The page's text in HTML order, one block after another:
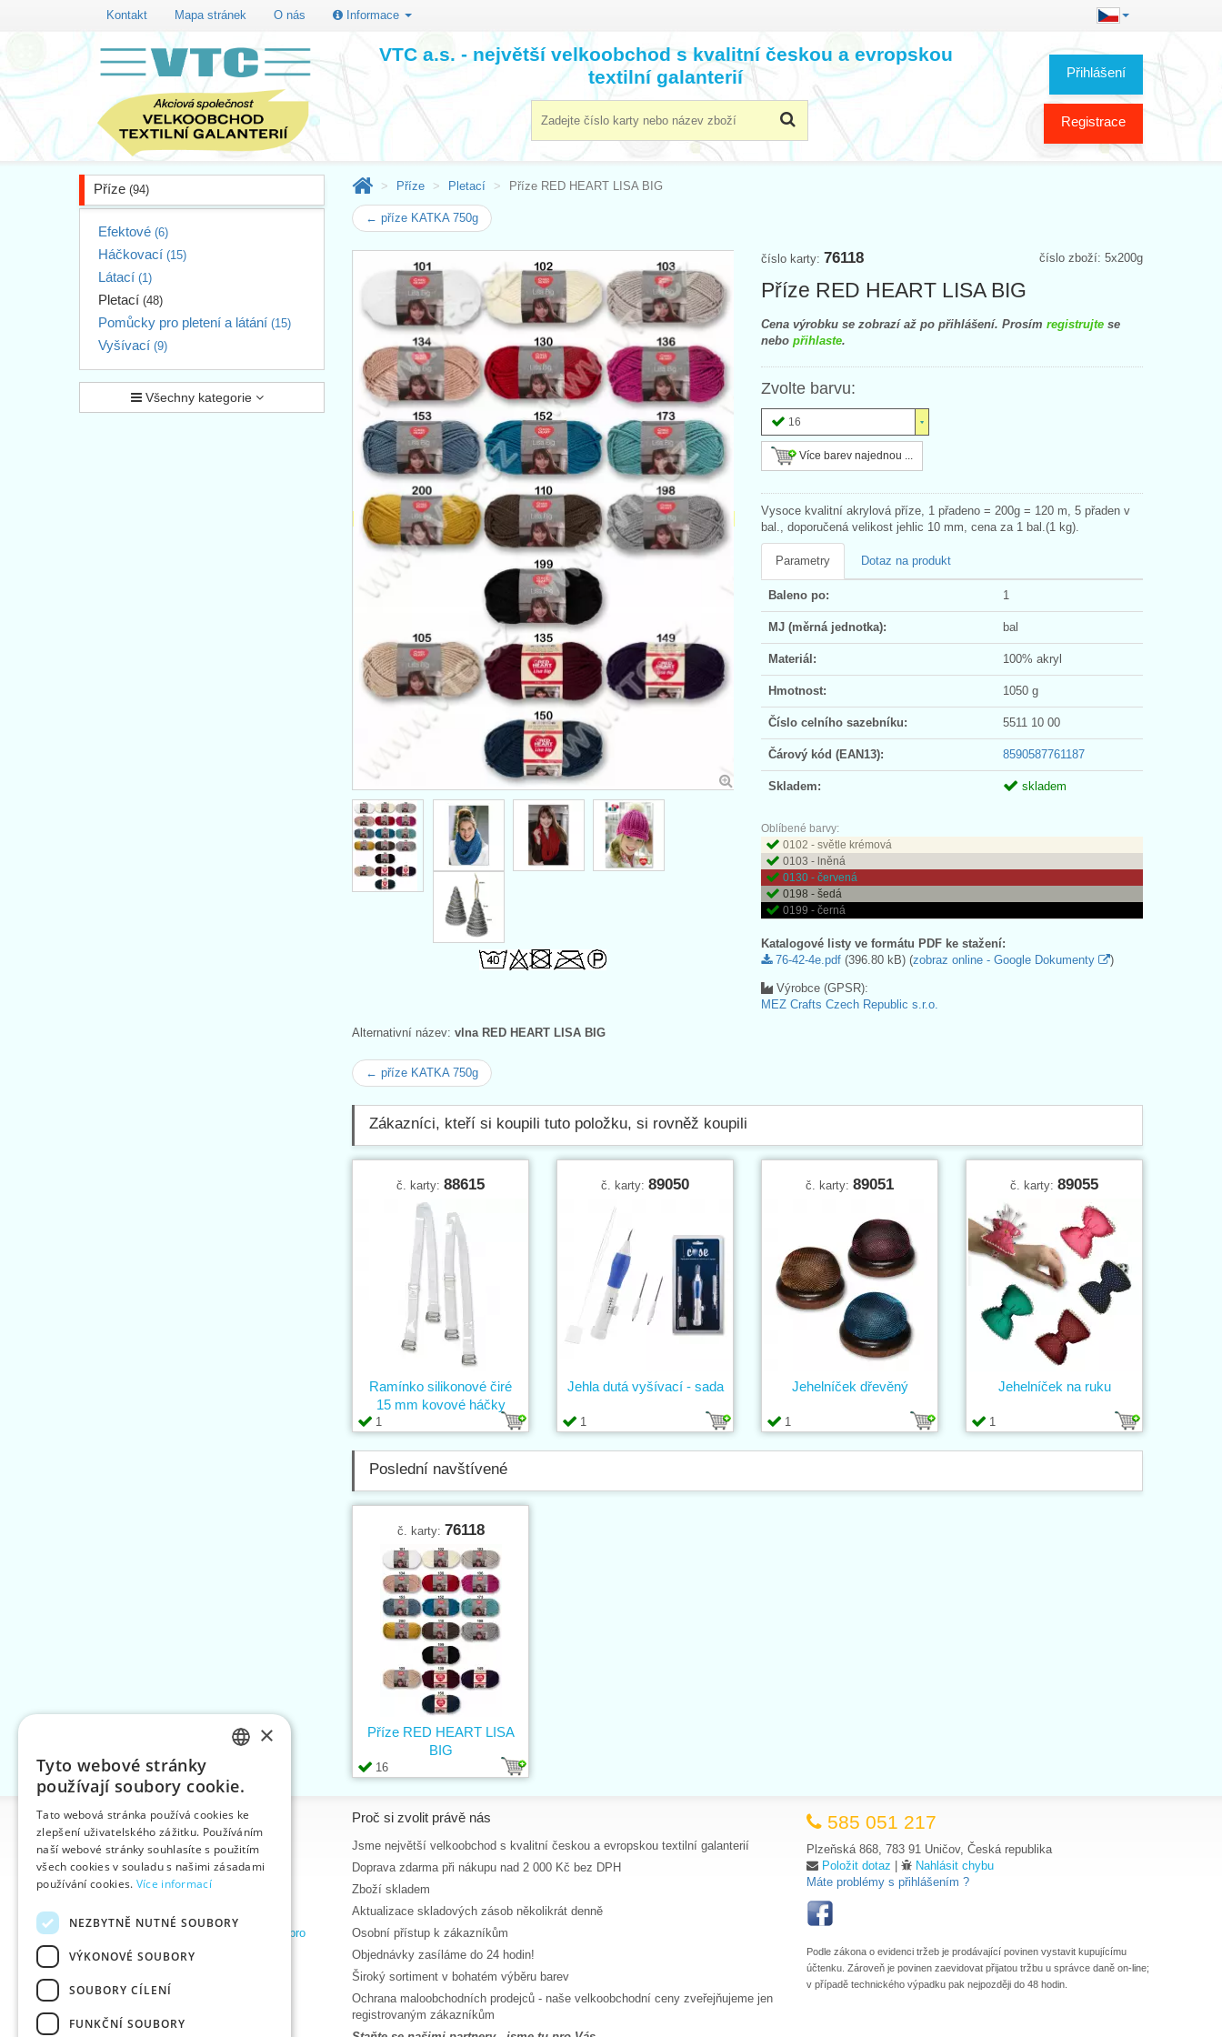
Kontakt Mapa stránek O nás Informace
Přihlášení
Registrace
VTC a.s. - největší velkoobchod s kvalitní českou a evropskou
textilní galanterií
Příze (94)
Efektové (6)
Háčkovací (15)
Látací (1)
Pletací (48)
Pomůcky pro pletení a látání (15)
Vyšívací (9)
Všechny kategorie
Příze Pletací Příze RED HEART LISA BIG
← příze KATKA 750g
číslo zboží: 5x200g
číslo karty: 76118
Příze RED HEART LISA BIG
Cena výrobku se zobrazí až po přihlášení. Prosím registrujte se
nebo přihlaste.
Zvolte barvu:
16
Více barev najednou ...
Vysoce kvalitní akrylová příze, 1 přadeno = 200g = 120 m, 5 přaden v
bal., doporučená velikost jehlic 10 mm, cena za 1 bal.(1 kg).
Parametry Dotaz na produkt
Baleno po: 1
MJ (měrná jednotka): bal
Materiál: 100% akryl
Hmotnost: 1050 g
Číslo celního sazebníku: 5511 10 00
Čárový kód (EAN13): 8590587761187
Skladem: skladem
Oblíbené barvy:
0102 - světle krémová
0103 - lněná
0130 - červená
0198 - šedá
0199 - černá
Katalogové listy ve formátu PDF ke stažení:
76-42-4e.pdf (396.80 kB) (zobraz online - Google Dokumenty )
Výrobce (GPSR):
MEZ Crafts Czech Republic s.r.o.
Alternativní název: vlna RED HEART LISA BIG
← příze KATKA 750g
Zákazníci, kteří si koupili tuto položku, si rovněž koupili
č. karty: 88615
1
Ramínko silikonové čiré
15 mm kovové háčky
č. karty: 89050
1
Jehla dutá vyšívací - sada
č. karty: 89051
1
Jehelníček dřevěný
č. karty: 89055
1
Jehelníček na ruku
Poslední navštívené
č. karty: 76118
16
Příze RED HEART LISA
BIG
Informace
Úvodní strana
Kontakt
Mapa stránek
Obchodní podmínky e-shopu VTC, a.s. pro
zákazníky z České republiky
Nápověda
Ke stažení
Proč si zvolit právě nás
Jsme největší velkoobchod s kvalitní českou a evropskou textilní galanterií
Doprava zdarma při nákupu nad 2 000 Kč bez DPH
Zboží skladem
Aktualizace skladových zásob několikrát denně
Osobní přístup k zákazníkům
Objednávky zasíláme do 24 hodin!
Široký sortiment v bohatém výběru barev
Ochrana maloobchodních prodejců - naše velkoobchodní ceny zveřejňujeme jen
registrovaným zákazníkům
585 051 217
Plzeňská 868, 783 91 Uničov, Česká republika
Položit dotaz |
Nahlásit chybu
Máte problémy s přihlášením ?
Podle zákona o evidenci tržeb je prodávající povinen vystavit kupujícímu
účtenku. Zároveň je povinen zaevidovat přijatou tržbu u správce daně on-line;
v případě technického výpadku pak nejpozději do 48 hodin.
ENGLISH
GERMAN
×
Tyto webové stránky
používají soubory cookie.
Tato webová stránka používá cookies ke
zlepšení uživatelského zážitku. Používáním
naší webové stránky souhlasíte s použitím
všech cookies v souladu s našimi zásadami
používání cookies. Více informací
NEZBYTNĚ NUTNÉ SOUBORY
VÝKONOVÉ SOUBORY
SOUBORY CÍLENÍ
FUNKČNÍ SOUBORY